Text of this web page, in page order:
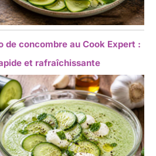
de concombre au Cook Expert :
et rafraîchissante